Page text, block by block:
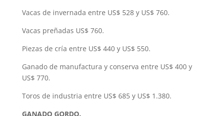
Vacas de invernada entre US$ 528 y US$ 760.
Vacas preñadas US$ 760.
Piezas de cría entre US$ 440 y US$ 550.
Ganado de manufactura y conserva entre US$ 400 y
US$ 770.
Toros de industria entre US$ 685 y US$ 1.380.
GANADO GORDO.